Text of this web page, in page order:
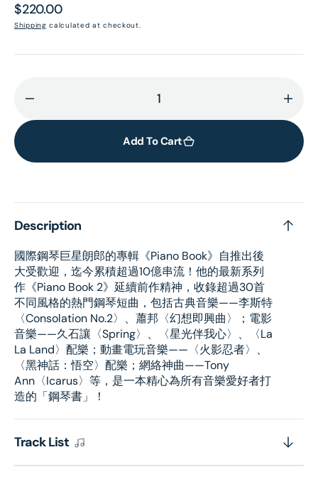
Regular
price
$220.00
Shipping calculated at checkout.
quantity
Piano
(2CD)
for
Add To Cart
Description
國際鋼琴巨星朗郎的專輯《Piano Book》自推出後
大受歡迎，迄今累積超過10億串流！他的最新系列
作《Piano Book 2》延續前作精神，收錄超過30首
不同風格的熱門鋼琴短曲，包括古典音樂——李斯特
〈Consolation No.2〉、蕭邦〈幻想即興曲〉；電影
音樂——久石讓〈Spring〉、〈星光伴我心〉、〈La
La Land〉配樂；動畫電玩音樂——〈火影忍者〉、
〈黑神話：悟空〉配樂；網絡神曲——Tony
Ann〈Icarus〉等，是一本精心為所有音樂愛好者打
造的「鋼琴書」！
Track List